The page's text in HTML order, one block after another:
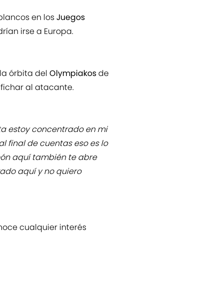
en losJuegos
irse a Europa.
órbita del Olympiakosde
al atacante.
estoy concentrado en mi
final de cuentas eso es lo
aquí también te abre
aquí y no quiero
cualquier interés